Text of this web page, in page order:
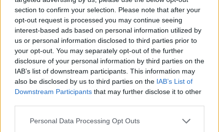
section to confirm your selection. Please note that after your
opt-out request is processed you may continue seeing
interest-based ads based on personal information utilized by
us or personal information disclosed to third parties prior to
your opt-out. You may separately opt-out of the further
disclosure of your personal information by third parties on the
IAB’s list of downstream participants. This information may
also be disclosed by us to third parties on the IAB’s List of
Downstream Participants that may further disclose it to other
Please note that this website/app uses one or more Google
Personal Data Processing Opt Outs